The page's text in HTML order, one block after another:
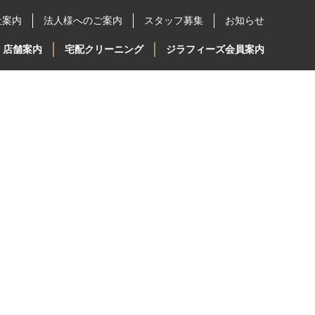
内 法人様へのご案内 スタッフ募集 お知らせ
店舗案内 宅配クリーニング ジラフィーズ会員案内